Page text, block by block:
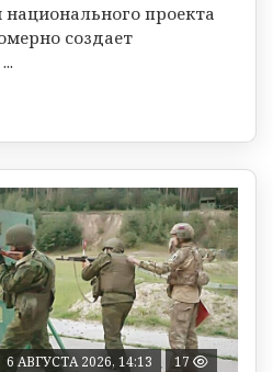
проекта
создает
6 АВГУСТА 2026, 14:13 17